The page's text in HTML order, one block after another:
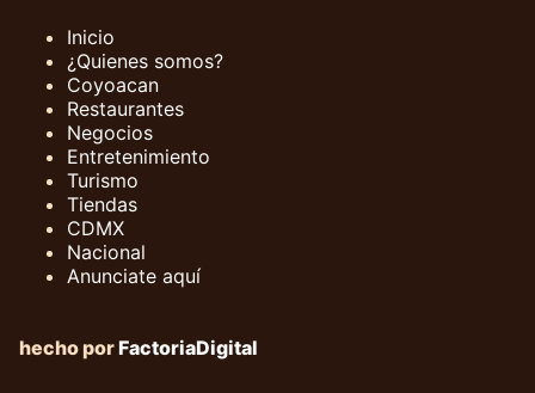
Inicio
¿Quienes somos?
Coyoacan
Restaurantes
Negocios
Entretenimiento
Turismo
Tiendas
CDMX
Nacional
Anunciate aquí
hecho porFactoriaDigital